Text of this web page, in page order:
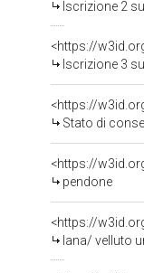
Iscrizione 2
<https://
Iscrizione 3
<https://
Stato di
<https://
pendone
<https://
lana/ velluto